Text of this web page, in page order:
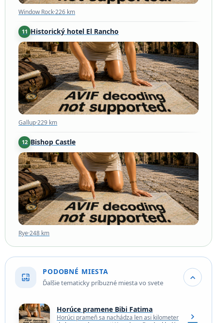
Window Rock·226 km
11 Historický hotel El Rancho
Gallup·229 km
Gallup·229 km
12 Bishop Castle
Rye·248 km
Rye·248 km
wallpaper
PODOBNÉ MIESTA
Ďalšie tematicky príbuzné miesta vo svete expand_more
Horúce pramene Bibi Fatima
Horúci prameň sa nachádza len asi kilometer
chevron_right